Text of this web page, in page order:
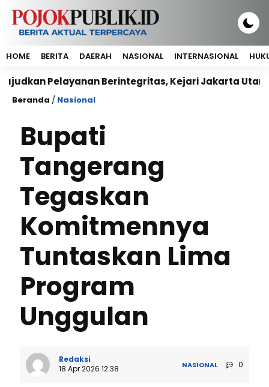
HOME BERITA DAERAH NASIONAL INTERNASIONAL
Pelayanan Berintegritas, Kejari Jakarta Utara
Beranda / Nasional
Bupati
Tangerang
Tegaskan
Komitmennya
Tuntaskan Lima
Program
Unggulan
Redaksi
18 Apr 2026 12:38
NASIONAL 0